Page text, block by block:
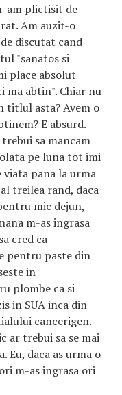
am plictisit de
Am auzit-o
discutat cand
"sanatos si
place absolut
ma abtin". Chiar nu
titlul asta? Avem o
E absurd.
sa mancam
pe luna tot imi
viata pana la urma
treilea rand, daca
mic dejun,
m-as ingrasa
cred ca
pentru paste din
in
plombe ca si
in SUA inca din
cancerigen.
ar trebui sa se mai
Eu, daca as urma o
m-as ingrasa ori